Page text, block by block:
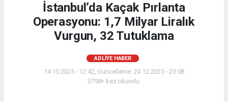
İstanbul’da Kaçak Pırlanta
Operasyonu: 1,7 Milyar Liralık
Vurgun, 32 Tutuklama
ADLIYE HABER
14.10.2025 - 12:42, Güncelleme: 24.12.2025 - 23:08
5798+ kez okundu.